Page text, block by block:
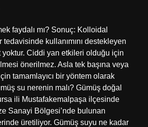
faydalı mı? Sonuç: Kolloidal
kullanımını destekleyen
yoktur. Ciddi yan etkileri olduğu için
önerilmez. Asla tek başına veya
tamamlayıcı bir yöntem olarak
su nerenin malı? Gümüş doğal
ili Mustafakemalpaşa ilçesinde
Sanayi Bölgesi’nde bulunan
üretiliyor. Gümüş suyu ne kadar